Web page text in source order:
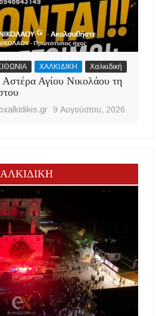
ΧΑΛΚΙΔΙΚΗ Χαλκιδική
Αγίου Νικολάου τη
9 Αυγούστου, 2026